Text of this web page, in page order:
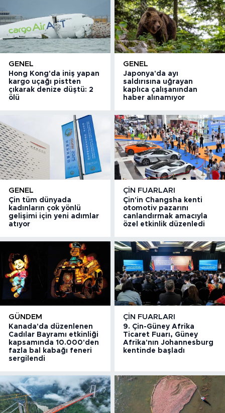
GENEL
Hong Kong'da iniş yapan
kargo uçağı pistten
çıkarak denize düştü: 2
ölü
GENEL
Japonya'da ayı
saldırısına uğrayan
kaplıca çalışanından
haber alınamıyor
GENEL
Çin tüm dünyada
kadınların çok yönlü
gelişimi için yeni adımlar
atıyor
ÇIN FUARLARI
Çin'in Changsha kenti
otomotiv pazarını
canlandırmak amacıyla
özel etkinlik düzenledi
GÜNDEM
Kanada'da düzenlenen
Cadılar Bayramı etkinliği
kapsamında 10.000'den
fazla bal kabağı feneri
sergilendi
ÇIN FUARLARI
9. Çin-Güney Afrika
Ticaret Fuarı, Güney
Afrika'nın Johannesburg
kentinde başladı